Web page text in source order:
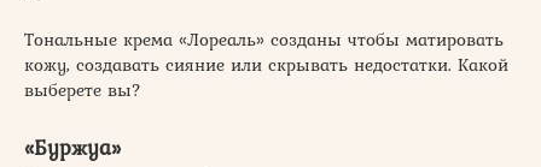
Тональные крема «Лореаль» созданы чтобы матировать
кожу, создавать сияние или скрывать недостатки. Какой
выберете вы?
«Буржуа»